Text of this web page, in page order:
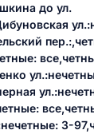
до ул.
3-